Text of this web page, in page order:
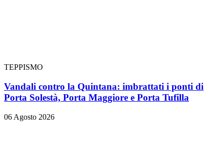
TEPPISMO
Vandali contro la Quintana: imbrattati i ponti di
Porta Solestà, Porta Maggiore e Porta Tufilla
06 Agosto 2026